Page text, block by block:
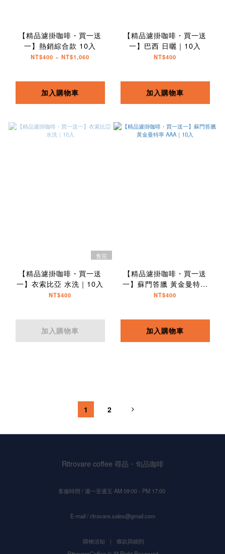
【精品濾掛咖啡・買一送
一】熱銷綜合款 10入
NT$400 ~ NT$1,060
加入購物車
【精品濾掛咖啡・買一送
一】巴西 日曬｜10入
NT$400
加入購物車
售完
【精品濾掛咖啡・買一送
一】衣索比亞 水洗｜10入
NT$400
加入購物車
【精品濾掛咖啡・買一送
一】蘇門答臘 黃金曼特寧
AAA｜10入
NT$400
加入購物車
1 2
Ritrovare coffee 尋品・旬品咖啡
客服時間 / 週一至週五 AM 09:00 - PM 17:00
E-mail / ritrovare.sales@gmail.com
購物須知 ｜ 條款與細則